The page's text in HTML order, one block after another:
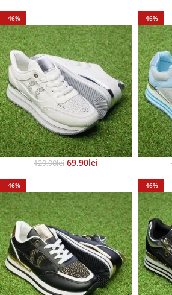
-46%
129.90Lei 69.90Lei
-46%
-46% -46%